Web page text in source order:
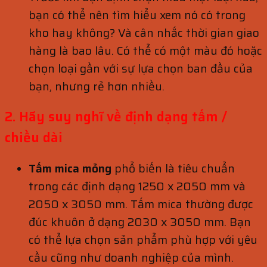
bạn có thể nên tìm hiểu xem nó có trong
kho hay không? Và cân nhắc thời gian giao
hàng là bao lâu. Có thể có một màu đó hoặc
chọn loại gần với sự lựa chọn ban đầu của
bạn, nhưng rẻ hơn nhiều.
2. Hãy suy nghĩ về định dạng tấm /
chiều dài
Tấm mica mỏng phổ biến là tiêu chuẩn
trong các định dạng 1250 x 2050 mm và
2050 x 3050 mm. Tấm mica thường được
đúc khuôn ở dạng 2030 x 3050 mm. Bạn
có thể lựa chọn sản phẩm phù hợp với yêu
cầu cũng như doanh nghiệp của mình.